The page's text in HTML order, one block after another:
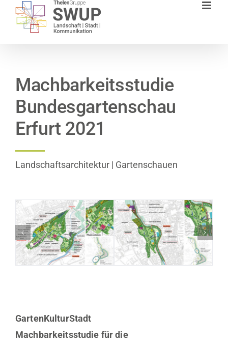
Zum
Inhalt
Machbarkeitsstudie
Bundesgartenschau
Erfurt 2021
Landschaftsarchitektur | Gartenschauen
GartenKulturStadt
Machbarkeitsstudie für die